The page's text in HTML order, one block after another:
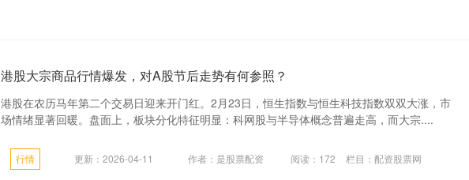
港股大宗商品行情爆发，对A股节后走势有何参照？
港股在农历马年第二个交易日迎来开门红。2月23日，恒生指数与恒生科技指数双双大涨，市
场情绪显著回暖。盘面上，板块分化特征明显：科网股与半导体概念普遍走高，而大宗....
行情 更新：2026-04-11 作者：是股票配资 阅读： 172 栏目： 配资股票网